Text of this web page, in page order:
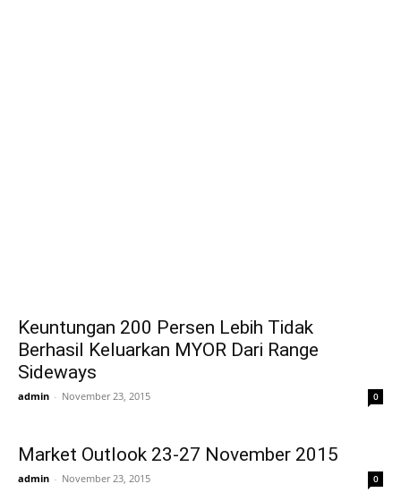
Keuntungan 200 Persen Lebih Tidak
Berhasil Keluarkan MYOR Dari Range
Sideways
admin - November 23, 2015 0
Market Outlook 23-27 November 2015
admin - November 23, 2015 0